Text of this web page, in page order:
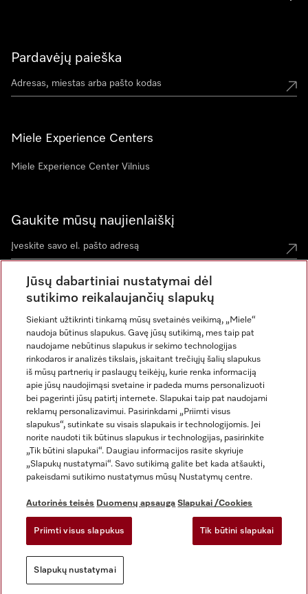
Pardavėjų paieška
Miele Experience Centers
Miele Experience Center Vilnius
Gaukite mūsų naujienlaiškį
Rekvizitai
Bendrosios sąlygos ir nuostatos
Duomenų apsauga
Naudojimo sąlygos
Miele prieinamumo pareiškimas
Skaitmeninių paslaugų aktas
Slapukų nustatymai
Jūsų dabartiniai nustatymai dėl
sutikimo reikalaujančių slapukų
Siekiant užtikrinti tinkamą mūsų svetainės veikimą, „Miele“
naudoja būtinus slapukus. Gavę jūsų sutikimą, mes taip pat
naudojame nebūtinus slapukus ir sekimo technologijas
rinkodaros ir analizės tikslais, įskaitant trečiųjų šalių slapukus
iš mūsų partnerių ir paslaugų teikėjų, kurie renka informaciją
apie jūsų naudojimąsi svetaine ir padeda mums personalizuoti
bei pagerinti jūsų patirtį internete. Slapukai taip pat naudojami
reklamų personalizavimui. Pasirinkdami „Priimti visus
slapukus“, sutinkate su visais slapukais ir technologijomis. Jei
norite naudoti tik būtinus slapukus ir technologijas, pasirinkite
„Tik būtini slapukai“. Daugiau informacijos rasite skyriuje
„Slapukų nustatymai“. Savo sutikimą galite bet kada atšaukti,
pakeisdami sutikimo nustatymus mūsų Nustatymų centre.
Autorinės teisės Duomenų apsauga Slapukai /Cookies
Priimti visus slapukus Tik būtini slapukai
Slapukų nustatymai